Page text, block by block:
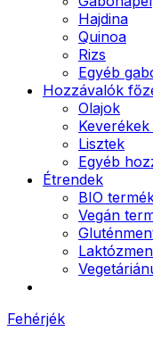
Hajdina
Quinoa
Rizs
Egyéb
Hozzávalók
Olajok
Lisztek
Egyéb
Étrendek
BIO
Vegán
Fehérjék